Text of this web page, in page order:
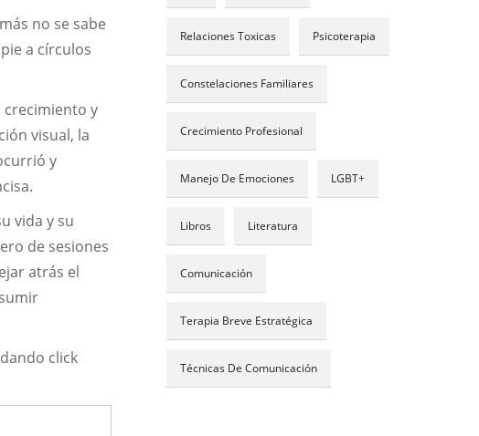
no se sabe
a círculos
crecimiento y
visual, la
y
vida y su
de sesiones
atrás el
dando click
Relaciones Toxicas Psicoterapia
Constelaciones Familiares
Crecimiento Profesional
Manejo De Emociones LGBT+
Libros Literatura
Comunicación
Terapia Breve Estratégica
Técnicas De Comunicación